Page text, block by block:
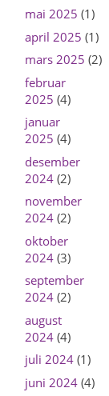
mai 2025 (1)
april 2025 (1)
mars 2025 (2)
februar
2025 (4)
januar
2025 (4)
desember
2024(2)
november
2024(2)
oktober
2024(3)
september
2024(2)
august
2024(4)
juli 2024(1)
juni 2024(4)